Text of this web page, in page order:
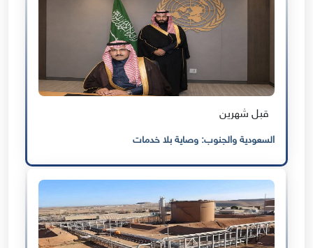
قبل شهرين
السعودية والجنوب: وصاية بلا خدمات